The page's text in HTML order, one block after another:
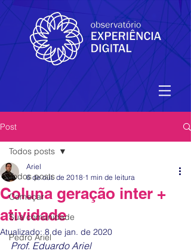
Post
Todos posts
Começar
Sua comunidade
Pedro Ariel
Todos posts
Coluna geração inter +
atividade
Ariel
6 de out. de 2018 1 min de leitura
Atualizado:8 de jan. de 2020
Prof. Eduardo Ariel